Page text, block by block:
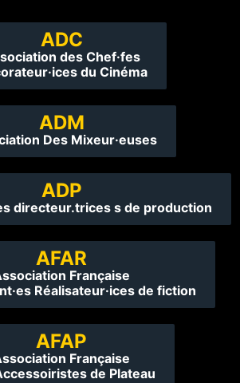
ADC
des Chef·fes
du Cinéma
ADM
Des Mixeur·euses
ADP
directeur.trices s de production
AFAR
Française
Réalisateur·ices de fiction
AFAP
Française
de Plateau